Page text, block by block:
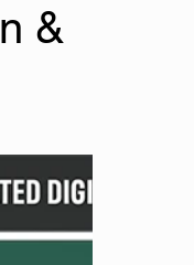
&